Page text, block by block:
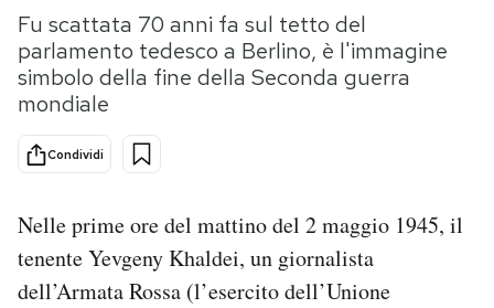
Tecnologia
Internet
Scienza
Cultura
Economia
Storie/Idee
Ok Boomer!
Media
PODCAST
Fu scattata 70 anni fa sul tetto del
parlamento tedesco a Berlino, è l'immagine
simbolo della fine della Seconda guerra
mondiale
Condividi
Nelle prime ore del mattino del 2 maggio 1945, il
tenente Yevgeny Khaldei, un giornalista
dell’Armata Rossa (l’esercito dell’Unione